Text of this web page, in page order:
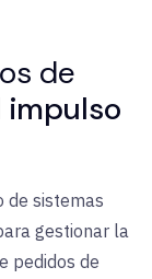
de
impulso
de sistemas
gestionar la
pedidos de